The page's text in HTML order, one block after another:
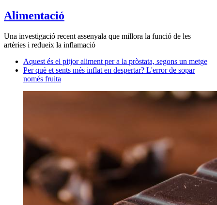
Alimentació
Una investigació recent assenyala que millora la funció de les
artèries i redueix la inflamació
Aquest és el pitjor aliment per a la pròstata, segons un metge
Per què et sents més inflat en despertar? L'error de sopar
només fruita